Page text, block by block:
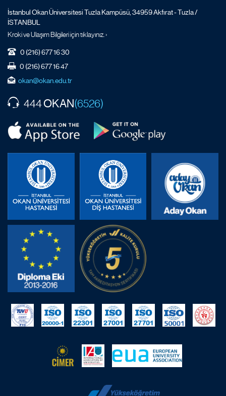
İstanbul Okan Üniversitesi Tuzla Kampüsü, 34959 Akfırat - Tuzla /
İSTANBUL
Kroki ve Ulaşım Bilgileri için tıklayınız. ›
0 (216) 677 16 30
0 (216) 677 16 47
okan@okan.edu.tr
444OKAN(6526)